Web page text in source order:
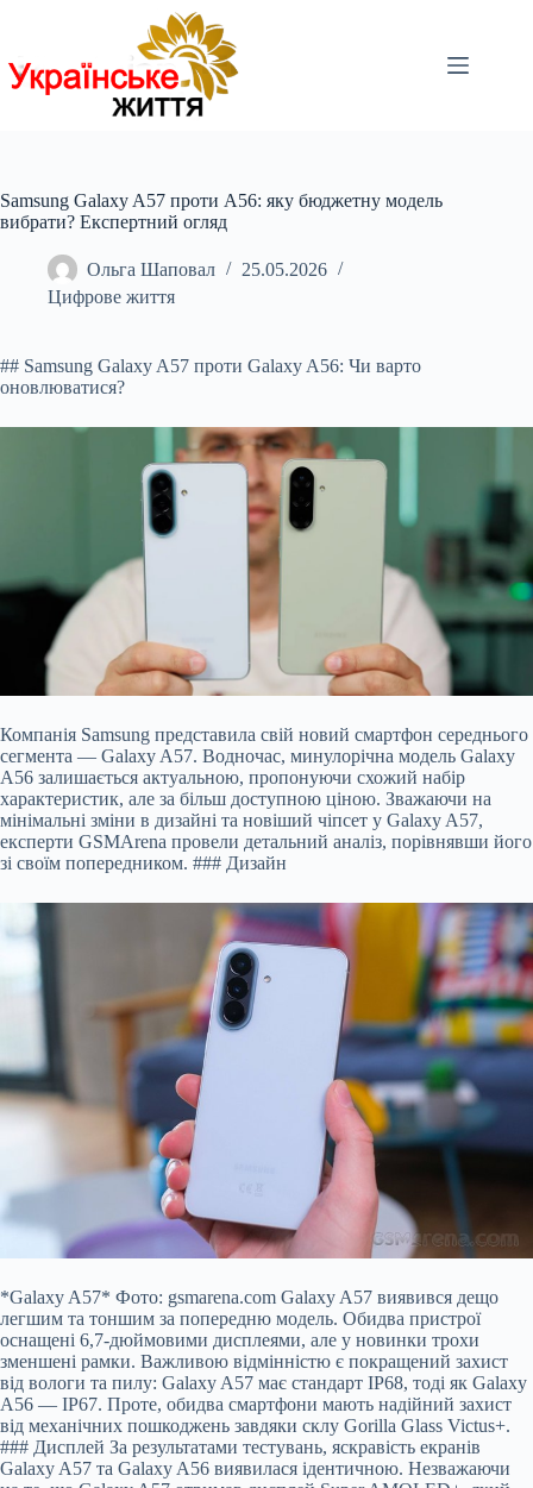
Samsung Galaxy A57 проти A56: яку бюджетну модель
вибрати? Експертний огляд
Ольга Шаповал
25.05.2026
Цифрове життя
## Samsung Galaxy A57 проти Galaxy A56: Чи варто
оновлюватися?
Компанія Samsung представила свій новий смартфон середнього
сегмента — Galaxy A57. Водночас, минулорічна модель Galaxy
A56 залишається актуальною, пропонуючи схожий набір
характеристик, але за більш доступною ціною. Зважаючи на
мінімальні зміни в дизайні та новіший чіпсет у Galaxy A57,
експерти GSMArena провели детальний аналіз, порівнявши його
зі своїм попередником. ### Дизайн
*Galaxy A57* Фото: gsmarena.com Galaxy A57 виявився дещо
легшим та тоншим за попередню модель. Обидва пристрої
оснащені 6,7-дюймовими дисплеями, але у новинки трохи
зменшені рамки. Важливою відмінністю є покращений захист
від вологи та пилу: Galaxy A57 має стандарт IP68, тоді як Galaxy
A56 — IP67. Проте, обидва смартфони мають надійний захист
від механічних пошкоджень завдяки склу Gorilla Glass Victus+.
### Дисплей За результатами тестувань, яскравість екранів
Galaxy A57 та Galaxy A56 виявилася ідентичною. Незважаючи